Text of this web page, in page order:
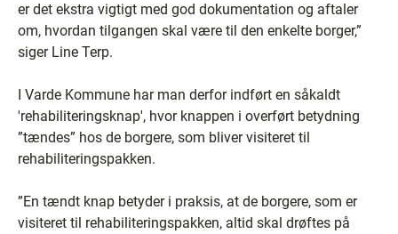
er det ekstra vigtigt med god dokumentation og aftaler
om, hvordan tilgangen skal være til den enkelte borger,”
siger Line Terp.
I Varde Kommune har man derfor indført en såkaldt
'rehabiliteringsknap', hvor knappen i overført betydning
”tændes” hos de borgere, som bliver visiteret til
rehabiliteringspakken.
”En tændt knap betyder i praksis, at de borgere, som er
visiteret til rehabiliteringspakken, altid skal drøftes på